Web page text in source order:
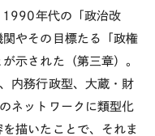
1990年代の「政治改
やその目標たる「政権
示された（第三章）。
内務行政型、大蔵・財
ネットワークに類型化
描いたことで、それま